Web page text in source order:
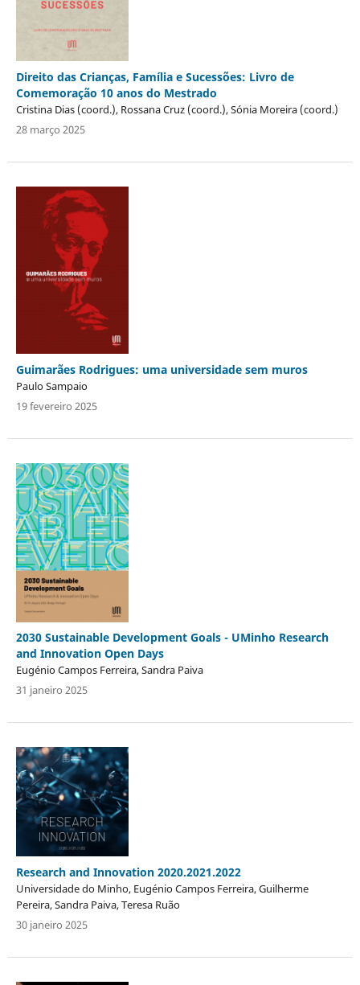
Direito das Crianças, Família e Sucessões: Livro de
Comemoração 10 anos do Mestrado
Cristina Dias (coord.), Rossana Cruz (coord.), Sónia Moreira (coord.)
28 março 2025
Guimarães Rodrigues: uma universidade sem muros
Paulo Sampaio
19 fevereiro 2025
2030 Sustainable Development Goals - UMinho Research
and Innovation Open Days
Eugénio Campos Ferreira, Sandra Paiva
31 janeiro 2025
Research and Innovation 2020.2021.2022
Universidade do Minho, Eugénio Campos Ferreira, Guilherme
Pereira, Sandra Paiva, Teresa Ruão
30 janeiro 2025